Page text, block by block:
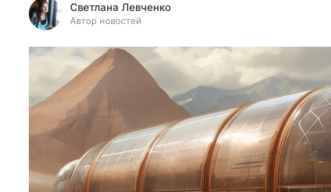
Светлана Левченко
Автор новостей